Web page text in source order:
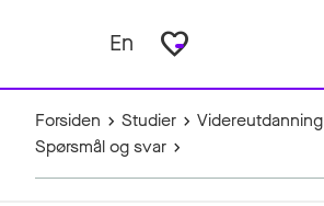
En favorite_border
Forsiden Studier
Videreutdanning
Spørsmål og svar